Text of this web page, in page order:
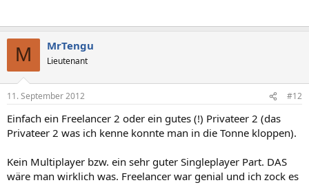
M MrTengu
Lieutenant
11. September 2012 #12
Einfach ein Freelancer 2 oder ein gutes (!) Privateer 2 (das
Privateer 2 was ich kenne konnte man in die Tonne kloppen).
Kein Multiplayer bzw. ein sehr guter Singleplayer Part. DAS
wäre man wirklich was. Freelancer war genial und ich zock es